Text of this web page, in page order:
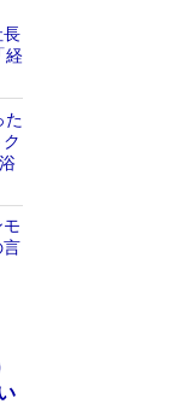
長
経
た
言